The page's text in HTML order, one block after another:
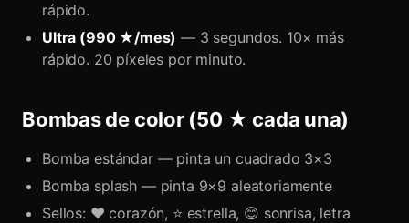
rápido.
Ultra (990 ★/mes) — 3 segundos. 10× más
rápido. 20 píxeles por minuto.
Bombas de color (50 ★ cada una)
Bomba estándar — pinta un cuadrado 3×3
Bomba splash — pinta 9×9 aleatoriamente
Sellos: ❤️ corazón, ⭐ estrella, 😊 sonrisa, letra